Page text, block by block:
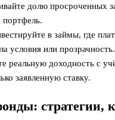
долю просроченных
портфель.
в займы, где
условия или прозрачность.
реальную доходность с
заявленную ставку.
стратегии,